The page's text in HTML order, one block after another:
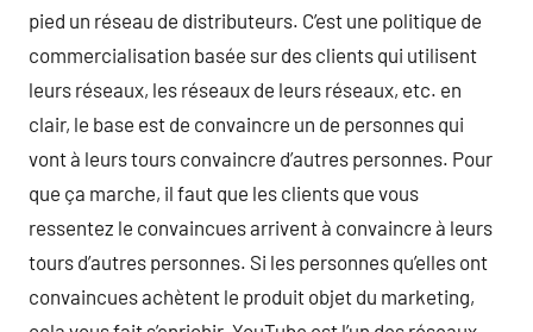
pied un réseau de distributeurs. C’est une politique de
commercialisation basée sur des clients qui utilisent
leurs réseaux, les réseaux de leurs réseaux, etc. en
clair, le base est de convaincre un de personnes qui
vont à leurs tours convaincre d’autres personnes. Pour
que ça marche, il faut que les clients que vous
ressentez le convaincues arrivent à convaincre à leurs
tours d’autres personnes. Si les personnes qu’elles ont
convaincues achètent le produit objet du marketing,